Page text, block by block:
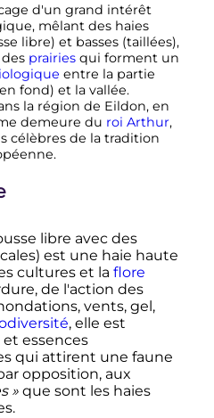
d'un grand intérêt
mêlant des haies
libre) et basses (taillées),
prairies qui forment un
entre la partie
fond) et la vallée.
la région de Eildon, en
demeure du roi Arthur,
célèbres de la tradition
libre avec des
est une haie haute
cultures et la flore
de l'action des
vents, gel,
, elle est
essences
qui attirent une faune
opposition, aux
»que sont les haies